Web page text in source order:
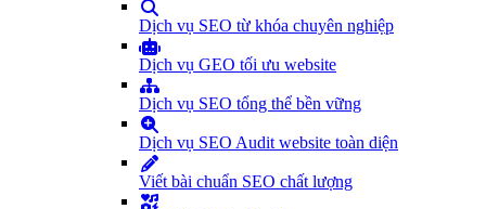
Dịch vụ SEO từ khóa chuyên nghiệp
Dịch vụ GEO tối ưu website
Dịch vụ SEO tổng thể bền vững
Dịch vụ SEO Audit website toàn diện
Viết bài chuẩn SEO chất lượng